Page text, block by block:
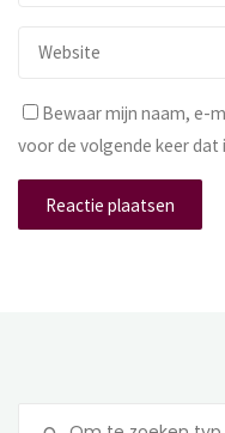
Bewaar mijn naam, e-
voor de volgende keer dat